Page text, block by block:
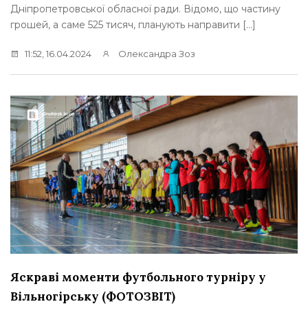
Дніпропетровської обласної ради. Відомо, що частину
грошей, а саме 525 тисяч, планують направити […]
11:52, 16.04.2024 Олександра Зоз
Яскраві моменти футбольного турніру у
Вільногірську (ФОТОЗВІТ)